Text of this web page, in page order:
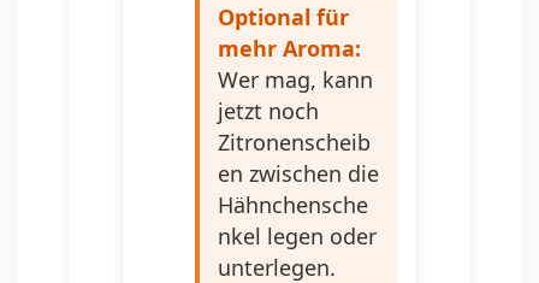
Optional für
mehr Aroma:
Wer mag, kann
jetzt noch
Zitronenscheib
en zwischen die
Hähnchensche
nkel legen oder
unterlegen.